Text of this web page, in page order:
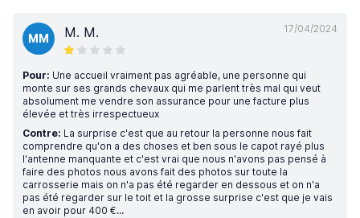
17/04/2024
MM M. M.
Pour: Une accueil vraiment pas agréable, une personne qui
monte sur ses grands chevaux qui me parlent très mal qui veut
absolument me vendre son assurance pour une facture plus
élevée et très irrespectueux
Contre: La surprise c'est que au retour la personne nous fait
comprendre qu'on a des choses et ben sous le capot rayé plus
l'antenne manquante et c'est vrai que nous n'avons pas pensé à
faire des photos nous avons fait des photos sur toute la
carrosserie mais on n'a pas été regarder en dessous et on n'a
pas été regarder sur le toit et la grosse surprise c'est que je vais
en avoir pour 400 €...